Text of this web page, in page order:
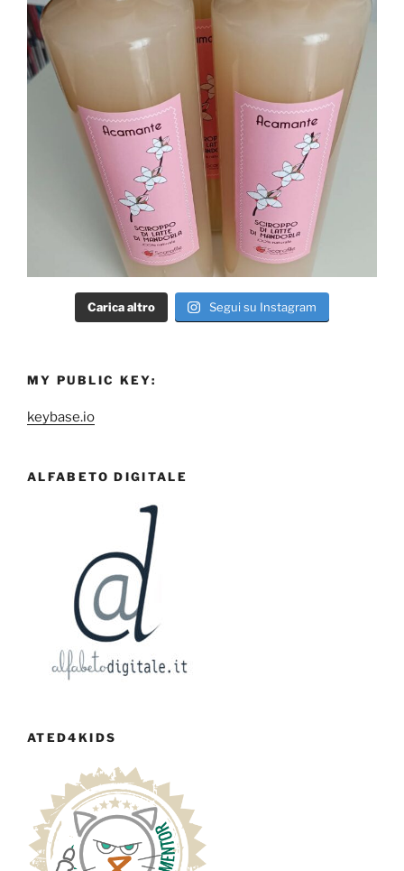
Carica altro Segui su Instagram
MY PUBLIC KEY:
keybase.io
ALFABETO DIGITALE
ATED4KIDS